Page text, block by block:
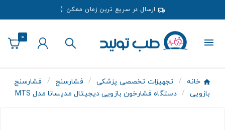
ارسال در سریع ترین زمان ممکن :)
0
خانه تجهیزات تخصصی پزشکی فشارسنج
فشارسنج
بازویی
دستگاه فشارخون بازویی دیجیتال مدیسانا مدل MTS